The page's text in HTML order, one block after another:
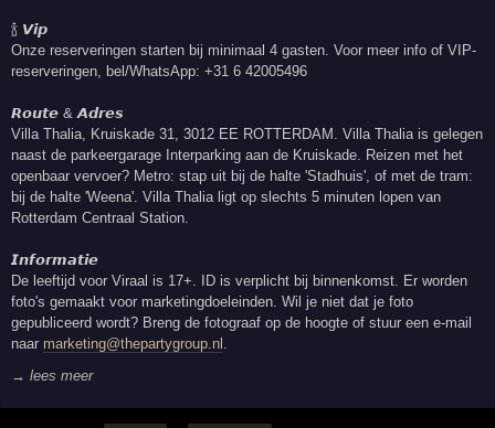
🍾 𝙑𝙞𝙥
Onze reserveringen starten bij minimaal 4 gasten. Voor meer info of VIP-
reserveringen, bel/WhatsApp: +31 6 42005496
𝙍𝙤𝙪𝙩𝙚 & 𝘼𝙙𝙧𝙚𝙨
Villa Thalia, Kruiskade 31, 3012 EE ROTTERDAM. Villa Thalia is gelegen
naast de parkeergarage Interparking aan de Kruiskade. Reizen met het
openbaar vervoer? Metro: stap uit bij de halte 'Stadhuis', of met de tram:
bij de halte 'Weena'. Villa Thalia ligt op slechts 5 minuten lopen van
Rotterdam Centraal Station.
𝙄𝙣𝙛𝙤𝙧𝙢𝙖𝙩𝙞𝙚
De leeftijd voor Viraal is 17+. ID is verplicht bij binnenkomst. Er worden
foto's gemaakt voor marketingdoeleinden. Wil je niet dat je foto
gepubliceerd wordt? Breng de fotograaf op de hoogte of stuur een e-mail
naar marketing@thepartygroup.nl
→ lees meer